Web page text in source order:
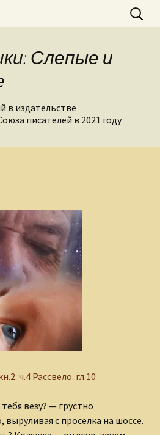
писателя,
литературоведа
Найти:
Слепые и
в издательстве
писателей в 2021 году
ч.4 Рассвело. гл.10
везу? — грустно
с проселка на шоссе.